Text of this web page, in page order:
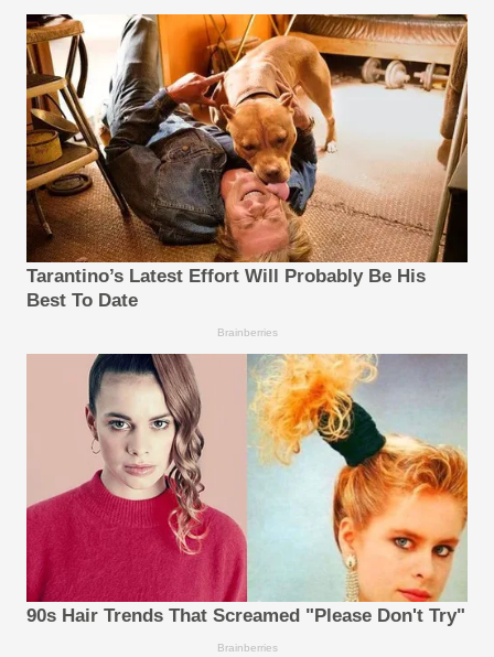
Tarantino’s Latest Effort Will Probably Be His
Best To Date
Brainberries
90s Hair Trends That Screamed "Please Don't Try"
Brainberries